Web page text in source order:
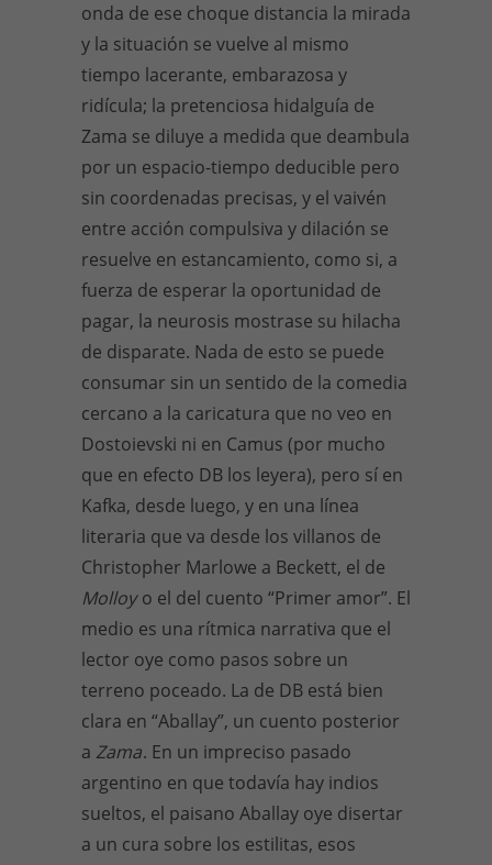
onda de ese choque distancia la mirada
y la situación se vuelve al mismo
tiempo lacerante, embarazosa y
ridícula; la pretenciosa hidalguía de
Zama se diluye a medida que deambula
por un espacio-tiempo deducible pero
sin coordenadas precisas, y el vaivén
entre acción compulsiva y dilación se
resuelve en estancamiento, como si, a
fuerza de esperar la oportunidad de
pagar, la neurosis mostrase su hilacha
de disparate. Nada de esto se puede
consumar sin un sentido de la comedia
cercano a la caricatura que no veo en
Dostoievski ni en Camus (por mucho
que en efecto DB los leyera), pero sí en
Kafka, desde luego, y en una línea
literaria que va desde los villanos de
Christopher Marlowe a Beckett, el de
Molloyo el del cuento “Primer amor”. El
medio es una rítmica narrativa que el
lector oye como pasos sobre un
terreno poceado. La de DB está bien
clara en “Aballay”, un cuento posterior
a Zama. En un impreciso pasado
argentino en que todavía hay indios
sueltos, el paisano Aballay oye disertar
a un cura sobre los estilitas, esos